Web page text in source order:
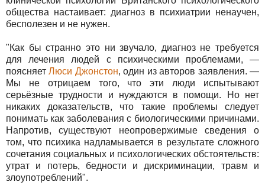
общества настаивает: диагноз в психиатрии ненаучен,
бесполезен и не нужен.
"Как бы странно это ни звучало, диагноз не требуется
для лечения людей с психическими проблемами, —
поясняетЛюси Джонстон, один из авторов заявления. —
Мы не отрицаем того, что эти люди испытывают
серьёзные трудности и нуждаются в помощи. Но нет
никаких доказательств, что такие проблемы следует
понимать как заболевания с биологическими причинами.
Напротив, существуют неопровержимые сведения о
том, что психика надламывается в результате сложного
сочетания социальных и психологических обстоятельств:
утрат и потерь, бедности и дискриминации, травм и
злоупотреблений".